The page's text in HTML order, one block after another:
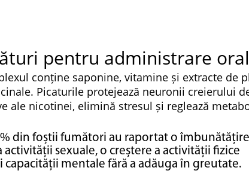
pentru administrare
conține saponine, vitamine și extracte de
Picaturile protejează neuronii creierului
ale nicotinei, elimină stresul și reglează
din foștii fumători au raportat o îmbunătățire
activității sexuale, o creștere a activității fizice
capacității mentale fără a adăuga în greutate.